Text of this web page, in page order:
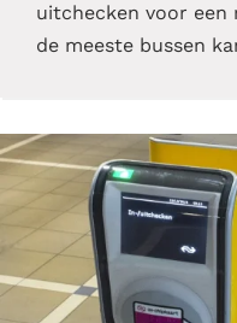
uitchecken voor een
de meeste bussen